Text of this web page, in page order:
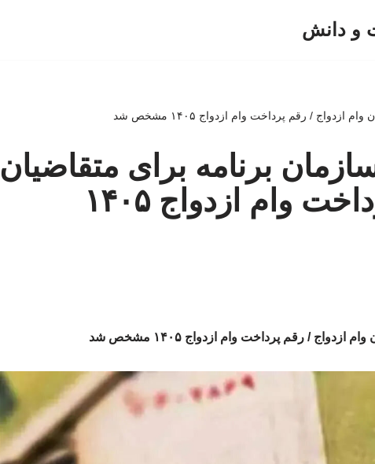
و دانش
/ رقم پرداخت وام ازدواج ۱۴۰۵ مشخص شد
برنامه برای متقاضیان
وام ازدواج / رقم پرداخت وام ازدواج ۱۴۰۵
/ رقم پرداخت وام ازدواج ۱۴۰۵ مشخص شد